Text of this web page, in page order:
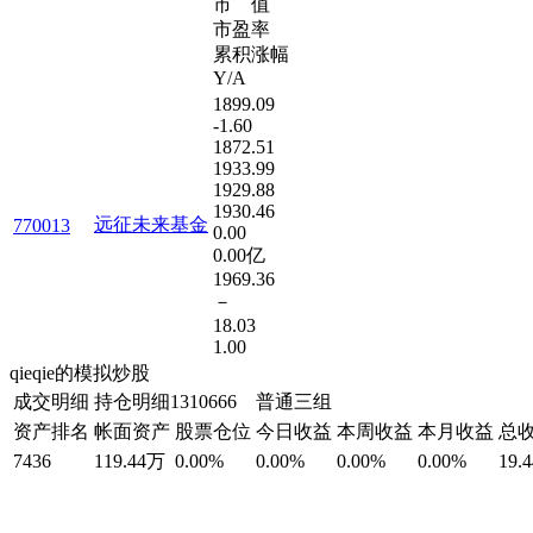
市 值
市盈率
累积涨幅
Y/A
770013 远征未来基金
1899.09
-1.60
1872.51
1933.99
1929.88
1930.46
0.00
0.00亿
1969.36
－
18.03
1.00
qieqie的模拟炒股
成交明细 持仓明细1310666 普通三组
资产排名 帐面资产 股票仓位 今日收益 本周收益 本月收益 总
7436
119.44万 0.00% 0.00% 0.00% 0.00%